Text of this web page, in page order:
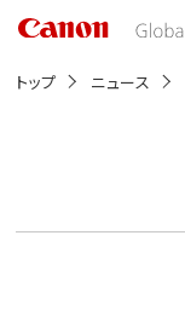
動
トップ ニュース